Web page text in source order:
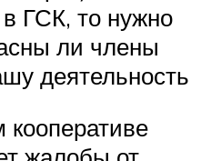
ГСК, то нужно
ли члены
деятельность
кооперативе